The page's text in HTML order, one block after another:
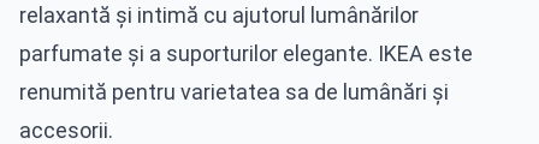
relaxantă și intimă cu ajutorul lumânărilor
parfumate și a suporturilor elegante. IKEA este
renumită pentru varietatea sa de lumânări și
accesorii.